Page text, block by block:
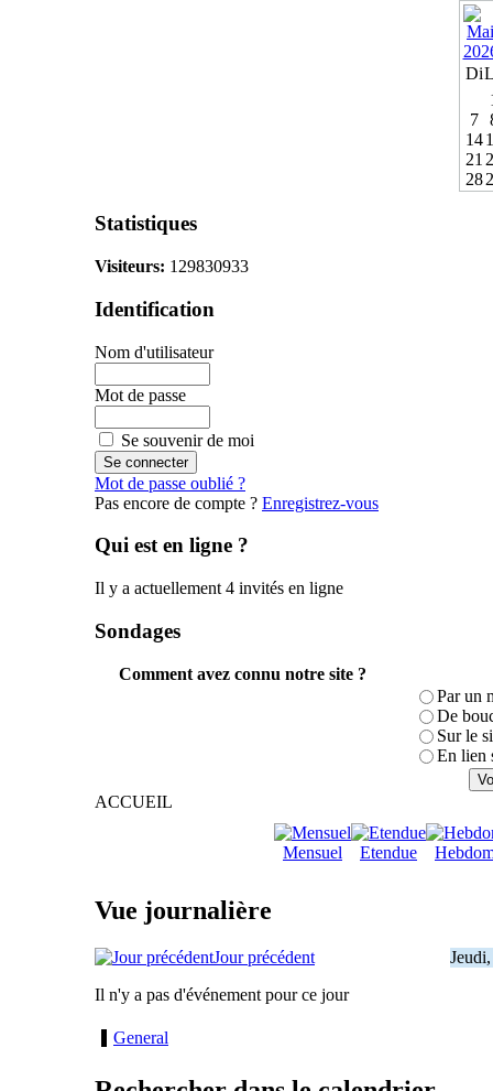
Di
7
14
21
28
Statistiques
Visiteurs: 129830933
Identification
Nom d'utilisateur
Mot de passe
Se souvenir de moi
Mot de passe oublié ?
Pas encore de compte ? Enregistrez-vous
Qui est en ligne ?
Il y a actuellement 4 invités en ligne
Sondages
Comment avez connu notre site ?
Par un
De
Sur le
En lien
ACCUEIL
Mensuel Etendue
Vue journalière
Jour précédent
Il n'y a pas d'événement pour ce jour
General